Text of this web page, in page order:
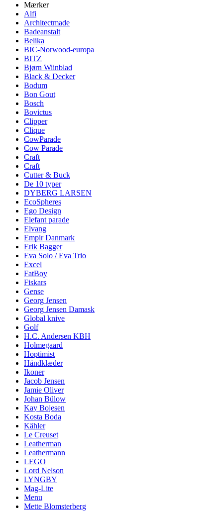
Mærker
Alfi
Architectmade
Badeanstalt
Belika
BIC-Norwood-europa
BITZ
Bjørn Wiinblad
Black & Decker
Bodum
Bon Gout
Bosch
Bovictus
Clipper
Clique
CowParade
Cow Parade
Craft
Craft
Cutter & Buck
De 10 typer
DYBERG LARSEN
EcoSpheres
Ego Design
Elefant parade
Elvang
Empir Danmark
Erik Bagger
Eva Solo / Eva Trio
Excel
FatBoy
Fiskars
Gense
Georg Jensen
Georg Jensen Damask
Global knive
Golf
H.C. Andersen KBH
Holmegaard
Hoptimist
Håndklæder
Ikoner
Jacob Jensen
Jamie Oliver
Johan Bülow
Kay Bojesen
Kosta Boda
Kähler
Le Creuset
Leatherman
Leathermann
LEGO
Lord Nelson
LYNGBY
Mag-Lite
Menu
Mette Blomsterberg